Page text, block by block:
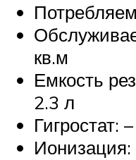
кв.м
Емкость
2.3 л
Гигростат: –
Ионизация: